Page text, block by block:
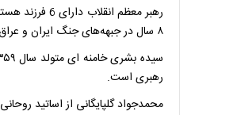
رهبر معظم‌
۸ سال در جبهه‌های جنگ ایران و عراق حضور داشتند.سید مسعود و سید میثم کوچکترین پسران ایشان هستند.
رهبری است.
محمدجواد گلپایگانی از اساتید